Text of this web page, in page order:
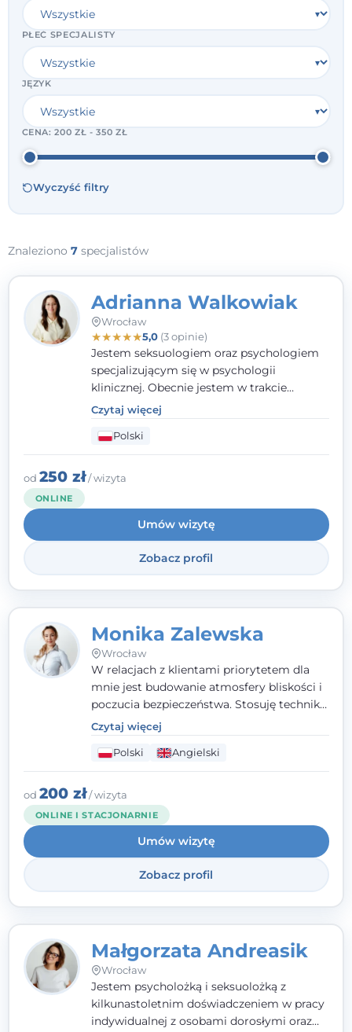
PŁEĆ SPECJALISTY
JĘZYK
CENA:200 ZŁ - 350 ZŁ
Wyczyść filtry
Znaleziono 7 specjalistów
Adrianna Walkowiak
Wrocław
★★★★★5,0(3 opinie)
Jestem seksuologiem oraz psychologiem
specjalizującym się w psychologii
klinicznej. Obecnie jestem w trakcie
szkolenia na psychoterapeutę
systemowego. Posiadam status członka
nadzwyczajnego Wielkopolskiego
TowarzystwaTerapii Systemowejoraz
należę do Polskiego Towarzystwa
pierwszym miejscu stawiam budowanie
atmosfery bezpieczeństwa i zrozumienia w
relacjach z Klientami. Istotna dla nie jest
również koncentracja na dostępnych
zasobach.
Czytaj więcej
Polski
od 250 zł/ wizyta
ONLINE
Umów wizytę
Zobacz profil
Monika Zalewska
Wrocław
W relacjach z klientami priorytetem dla
mnie jest budowanie atmosfery bliskości i
poczucia bezpieczeństwa. Stosuję techniki
poznawczo-behawioralne oraz metody,
które koncentrują się na rozwiązaniach
(TSR). Te polegają na osiąganiu
zamierzonych celów (doprowadzeniu do
rozwiązania trudnych sytuacji) poprzez
identyfikowanie i wzmacnianie zasobów
oraz mocnych stron klienta. W swojej
pracy korzystam także z metod dialogu
motywacyjnego itreningu uważności.
Czytaj więcej
Polski Angielski
od 200 zł/ wizyta
ONLINE I STACJONARNIE
Umów wizytę
Zobacz profil
Małgorzata Andreasik
Wrocław
Jestem psycholożką i seksuolożką z
kilkunastoletnim doświadczeniem w pracy
indywidualnej z osobami dorosłymi oraz